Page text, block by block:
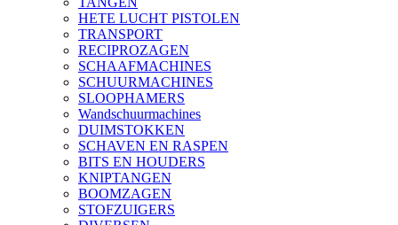
HETE LUCHT PISTOLEN
TRANSPORT
RECIPROZAGEN
SCHAAFMACHINES
SCHUURMACHINES
SLOOPHAMERS
Wandschuurmachines
DUIMSTOKKEN
SCHAVEN EN RASPEN
BITS EN HOUDERS
KNIPTANGEN
BOOMZAGEN
STOFZUIGERS